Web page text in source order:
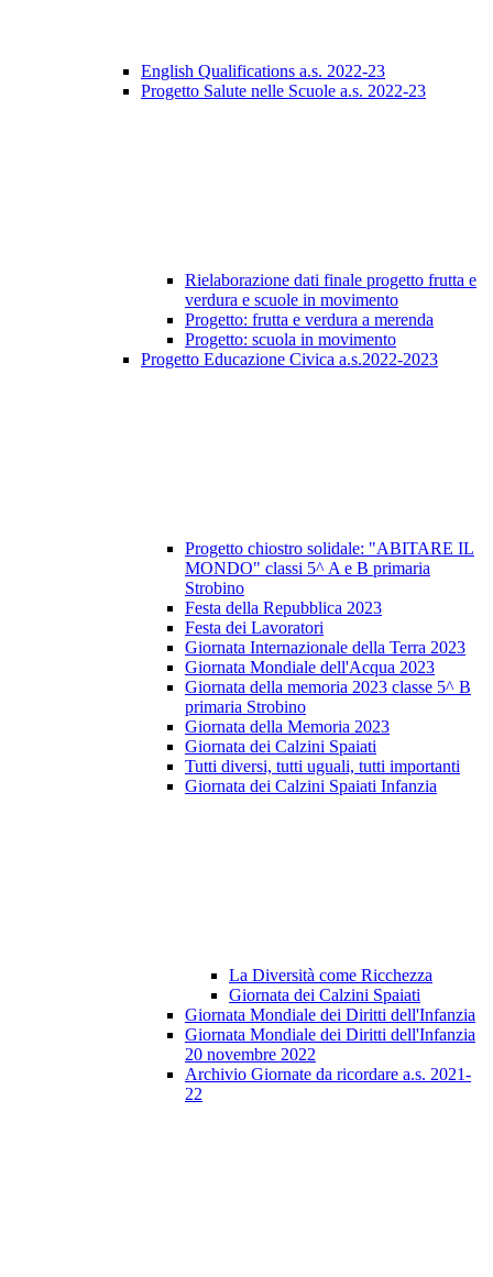
English Qualifications a.s. 2022-23
Progetto Salute nelle Scuole a.s. 2022-23
Rielaborazione dati finale progetto frutta e
verdura e scuole in movimento
Progetto: frutta e verdura a merenda
Progetto: scuola in movimento
Progetto Educazione Civica a.s.2022-2023
Progetto chiostro solidale: "ABITARE IL
MONDO" classi 5^ A e B primaria
Strobino
Festa della Repubblica 2023
Festa dei Lavoratori
Giornata Internazionale della Terra 2023
Giornata Mondiale dell'Acqua 2023
Giornata della memoria 2023 classe 5^ B
primaria Strobino
Giornata della Memoria 2023
Giornata dei Calzini Spaiati
Tutti diversi, tutti uguali, tutti importanti
Giornata dei Calzini Spaiati Infanzia
La Diversità come Ricchezza
Giornata dei Calzini Spaiati
Giornata Mondiale dei Diritti dell'Infanzia
Giornata Mondiale dei Diritti dell'Infanzia
20 novembre 2022
Archivio Giornate da ricordare a.s. 2021-
22